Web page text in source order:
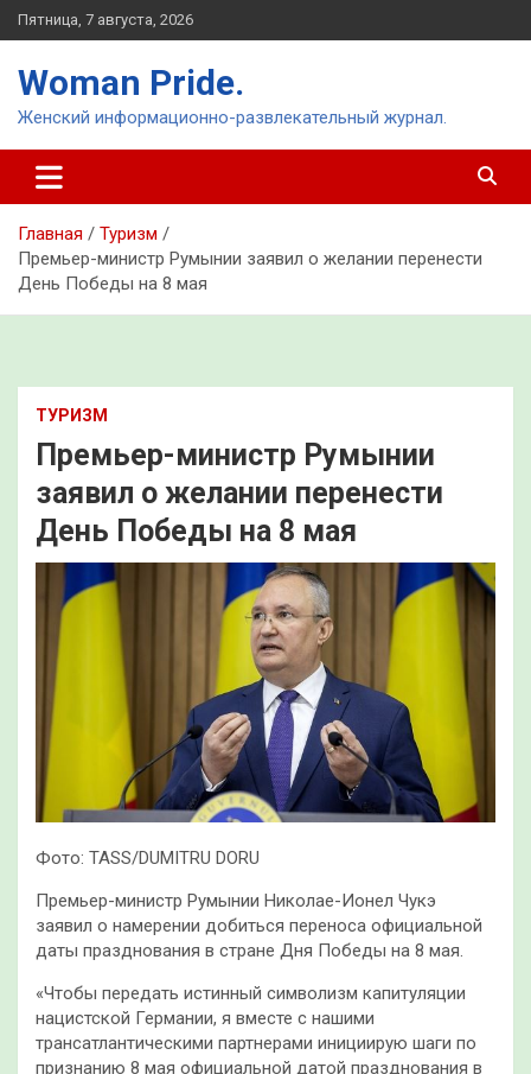
Перейти
к
Пятница, 7 августа, 2026
Woman Pride.
Женский информационно-развлекательный журнал.
Главная
Туризм
Премьер-министр Румынии заявил о желании перенести
День Победы на 8 мая
ТУРИЗМ
Премьер-министр Румынии
заявил о желании перенести
День Победы на 8 мая
Фото: TASS/DUMITRU DORU
Премьер-министр Румынии Николае-Ионел Чукэ
заявил о намерении добиться переноса официальной
даты празднования в стране Дня Победы на 8 мая.
«Чтобы передать истинный символизм капитуляции
нацистской Германии, я вместе с нашими
трансатлантическими партнерами инициирую шаги по
признанию 8 мая официальной датой празднования в